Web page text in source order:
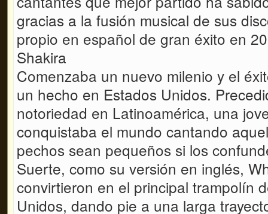
gracias a la fusión musical de sus
propio en español de gran éxito en
Shakira
Comenzaba un nuevo milenio y el
un hecho en Estados Unidos.
notoriedad en Latinoamérica, una
conquistaba el mundo cantando
pechos sean pequeños si los
Suerte, como su versión en inglés,
convirtieron en el principal trampolín
Unidos, dando pie a una larga